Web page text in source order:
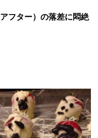
アフター）の落差に悶絶